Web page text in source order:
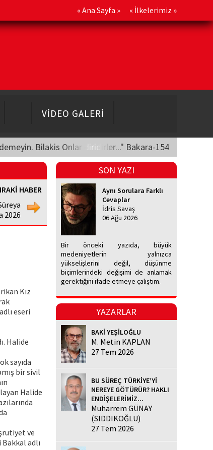
« Ana Sayfa » « İlkelerimiz »
VİDEO GALERİ
Bilakis Onlar diridirler..." Bakara-154
HABER
2026
Kız
eseri
Halide
sayıda
bir sivil
Halide
ve
adlı
SON YAZI
Aynı Sorulara Farklı
Cevaplar
İdris Savaş
06 Ağu 2026
Bir önceki yazıda, büyük
medeniyetlerin yalnızca
yükselişlerini değil, düşünme
biçimlerindeki değişimi de anlamak
gerektiğini ifade etmeye çalıştım.
YAZARLAR
BAKİ YEŞİLOĞLU
M. Metin KAPLAN
27 Tem 2026
BU SÜREÇ TÜRKİYE’Yİ
NEREYE GÖTÜRÜR? HAKLI
ENDİŞELERİMİZ...
Muharrem GÜNAY
(SIDDIKOĞLU)
27 Tem 2026